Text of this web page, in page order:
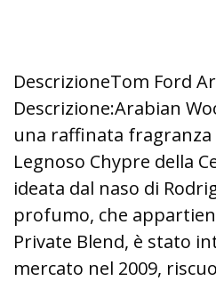
DescrizioneTom Ford
Descrizione:Arabian
una raffinata
Legnoso Chypre della
ideata dal naso di
profumo, che
Private Blend, è stato
mercato nel 2009,